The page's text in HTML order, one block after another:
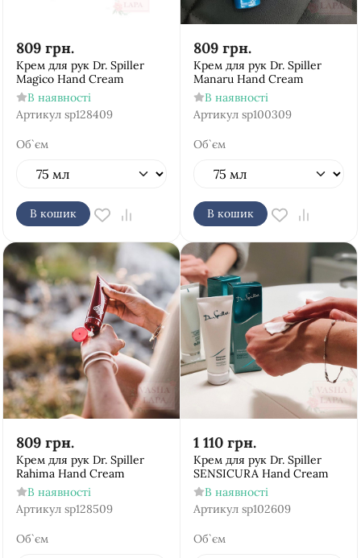
809 грн.
Крем для рук Dr. Spiller
Magico Hand Cream
В наявності
Артикул sp128409
Об`єм
В кошик
809 грн.
Крем для рук Dr. Spiller
Manaru Hand Cream
В наявності
Артикул sp100309
Об`єм
В кошик
809 грн.
Крем для рук Dr. Spiller
Rahima Hand Cream
В наявності
Артикул sp128509
Об`єм
1 110 грн.
Крем для рук Dr. Spiller
SENSICURA Hand Cream
В наявності
Артикул sp102609
Об`єм